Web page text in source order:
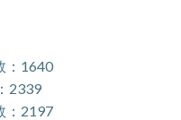
：1640
2339
：2197